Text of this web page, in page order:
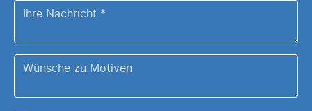
geht
Tassen,
Ihre
*
Wünsche
Ihrem